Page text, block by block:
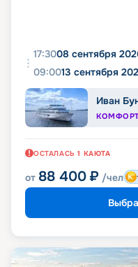
17:3008 сентября
09:0013 сентября
Иван
ОСТАЛАСЬ 1 КАЮТА
от 88 400 ₽ /чел